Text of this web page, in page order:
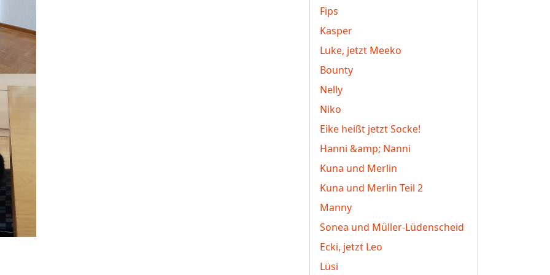
Fips
Kasper
Luke, jetzt Meeko
Bounty
Nelly
Niko
Eike heißt jetzt Socke!
Hanni &amp; Nanni
Kuna und Merlin
Kuna und Merlin Teil 2
Manny
Sonea und Müller-Lüdenscheid
Ecki, jetzt Leo
Lüsi